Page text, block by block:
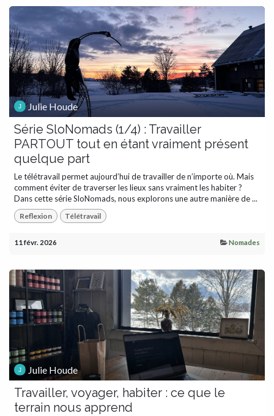
Julie Houde
Série SloNomads (1/4) : Travailler
PARTOUT tout en étant vraiment présent
quelque part
Le télétravail permet aujourd’hui de travailler de n’importe où. Mais
comment éviter de traverser les lieux sans vraiment les habiter ?
Dans cette série SloNomads, nous explorons une autre manière de ...
Reflexion Télétravail
11 févr. 2026 Nomades
Julie Houde
Travailler, voyager, habiter : ce que le
terrain nous apprend